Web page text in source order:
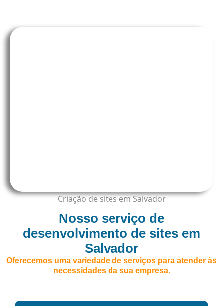
Criação de sites em Salvador
Nosso serviço de
desenvolvimento de sites em
Salvador
Oferecemos uma variedade de serviços para atender às
necessidades da sua empresa.